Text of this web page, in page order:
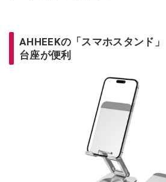
AHHEEKの「スマホスタンド
台座が便利